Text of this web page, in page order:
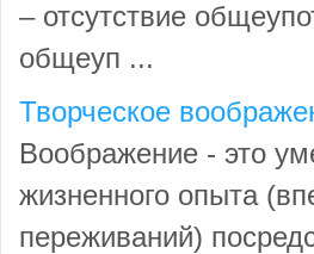
– отсутствие
общеуп ...
Творческое
Воображение - это
жизненного опыта
переживаний)